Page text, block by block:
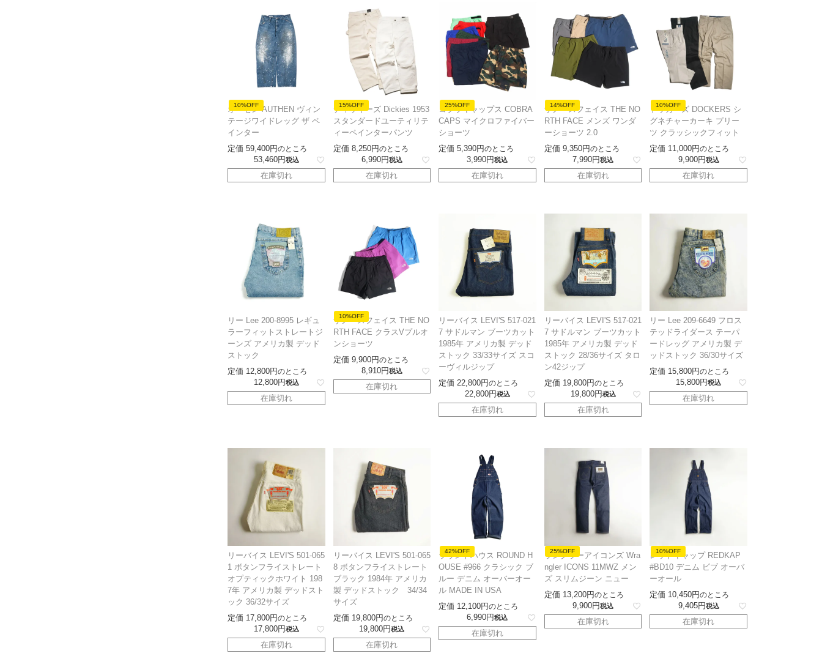
10%OFF
オーセン AUTHEN ヴィン
テージワイドレッグ ザ ペ
インター
定価 59,400 のところ
53,460 税込
在庫切れ
15%OFF
ディッキーズ Dickies 1953
スタンダードユーティリテ
ィーペインターパンツ
定価 8,250 のところ
6,990 税込
在庫切れ
25%OFF
コブラキャップス COBRA
CAPS マイクロファイバー
ショーツ
定価 5,390 のところ
3,990 税込
在庫切れ
14%OFF
ザノースフェイス THE NO
RTH FACE メンズ ワンダ
ーショーツ 2.0
定価 9,350 のところ
7,990 税込
在庫切れ
10%OFF
ドッカーズ DOCKERS シ
グネチャーカーキ プリー
ツ クラッシックフィット
定価 11,000 のところ
9,900 税込
在庫切れ
リー Lee 200-8995 レギュ
ラーフィットストレートジ
ーンズ アメリカ製 デッド
ストック
定価 12,800 のところ
12,800 税込
在庫切れ
10%OFF
ザノースフェイス THE NO
RTH FACE クラスVプルオ
ンショーツ
定価 9,900 のところ
8,910 税込
在庫切れ
リーバイス LEVI'S 517-021
7 サドルマン ブーツカット
1985年 アメリカ製 デッド
ストック 33/33サイズ スコ
ーヴィルジップ
定価 22,800 のところ
22,800 税込
在庫切れ
リーバイス LEVI'S 517-021
7 サドルマン ブーツカット
1985年 アメリカ製 デッド
ストック 28/36サイズ タロ
ン42ジップ
定価 19,800 のところ
19,800 税込
在庫切れ
リー Lee 209-6649 フロス
テッドライダース テーパ
ードレッグ アメリカ製 デ
ッドストック 36/30サイズ
定価 15,800 のところ
15,800 税込
在庫切れ
リーバイス LEVI'S 501-065
1 ボタンフライストレート
オプティックホワイト 198
7年 アメリカ製 デッドスト
ック 36/32サイズ
定価 17,800 のところ
17,800 税込
在庫切れ
リーバイス LEVI'S 501-065
8 ボタンフライストレート
ブラック 1984年 アメリカ
製 デッドストック 34/34
サイズ
定価 19,800 のところ
19,800 税込
在庫切れ
42%OFF
ラウンドハウス ROUND H
OUSE #966 クラシック ブ
ルー デニム オーバーオー
ル MADE IN USA
定価 12,100 のところ
6,990 税込
在庫切れ
25%OFF
ラングラーアイコンズ Wra
ngler ICONS 11MWZ メン
ズ スリムジーン ニュー
定価 13,200 のところ
9,900 税込
在庫切れ
10%OFF
レッドキャップ REDKAP
#BD10 デニム ビブ オーバ
ーオール
定価 10,450 のところ
9,405 税込
在庫切れ